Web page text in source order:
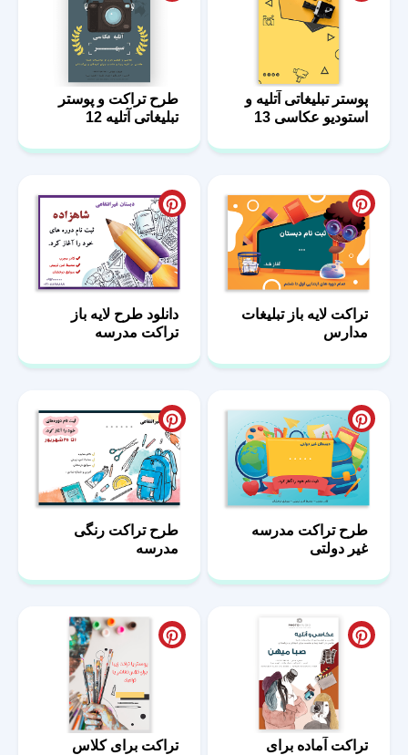
پوستر تبلیغاتی آتلیه و
استودیو عکاسی 13
طرح تراکت و پوستر
تبلیغاتی آتلیه 12
تراکت لایه باز تبلیغات
مدارس
دانلود طرح لایه باز
تراکت مدرسه
طرح تراکت مدرسه
غیر دولتی
طرح تراکت رنگی
مدرسه
تراکت آماده برای
تراکت برای کلاس